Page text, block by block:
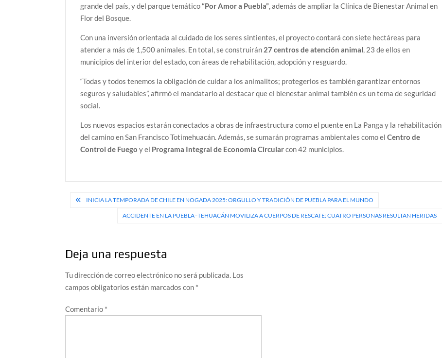
grande del país, y del parque temático“Por Amor a Puebla”, además de ampliar la Clínica de Bienestar Animal en
Flor del Bosque.
Con una inversión orientada al cuidado de los seres sintientes, el proyecto contará con siete hectáreas para
atender a más de 1,500 animales. En total, se construirán 27 centros de atención animal, 23 de ellos en
municipios del interior del estado, con áreas de rehabilitación, adopción y resguardo.
“Todas y todos tenemos la obligación de cuidar a los animalitos; protegerlos es también garantizar entornos
seguros y saludables”, afirmó el mandatario al destacar que el bienestar animal también es un tema de seguridad
social.
Los nuevos espacios estarán conectados a obras de infraestructura como el puente en La Panga y la rehabilitación
del camino en San Francisco Totimehuacán. Además, se sumarán programas ambientales como elCentro de
Control de Fuego y el Programa Integral de Economía Circularcon 42 municipios.
Navegación
INICIA LA TEMPORADA DE CHILE EN NOGADA 2025: ORGULLO Y TRADICIÓN DE PUEBLA PARA EL MUNDO
ACCIDENTE EN LA PUEBLA–TEHUACÁN MOVILIZA A CUERPOS DE RESCATE: CUATRO PERSONAS RESULTAN HERIDAS
Deja una respuesta
Tu dirección de correo electrónico no será publicada. Los
campos obligatorios están marcados con *
Comentario *